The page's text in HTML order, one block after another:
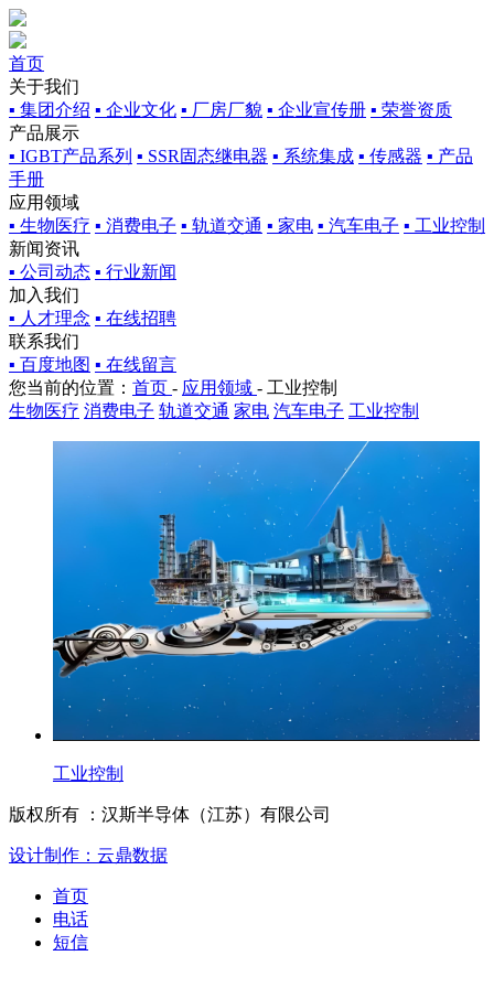
首页
关于我们
▪ 集团介绍 ▪ 企业文化 ▪ 厂房厂貌 ▪ 企业宣传册 ▪ 荣誉资质
产品展示
▪ IGBT产品系列 ▪ SSR固态继电器 ▪ 系统集成 ▪ 传感器 ▪ 产品
手册
应用领域
▪ 生物医疗 ▪ 消费电子 ▪ 轨道交通 ▪ 家电 ▪ 汽车电子 ▪ 工业控制
新闻资讯
▪ 公司动态 ▪ 行业新闻
加入我们
▪ 人才理念 ▪ 在线招聘
联系我们
▪ 百度地图 ▪ 在线留言
您当前的位置： 首页 - 应用领域 - 工业控制
生物医疗 消费电子 轨道交通 家电 汽车电子 工业控制
工业控制
版权所有 ：汉斯半导体（江苏）有限公司
设计制作：云鼎数据
首页
电话
短信